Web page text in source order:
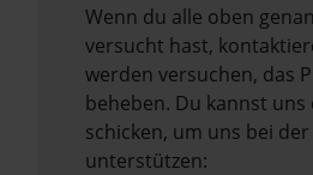
Wenn du alle oben
versucht hast,
werden versuchen, das
beheben. Du kannst uns
schicken, um uns bei
unterstützen: